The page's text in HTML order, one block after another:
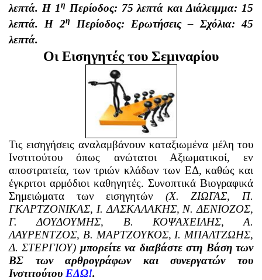
λεπτά. Η 1η Περίοδος: 75 λεπτά και Διάλειμμα: 15
λεπτά. Η 2η
Περίοδος: Ερωτήσεις – Σχόλια: 45
λεπτά.
Οι Εισηγητές του Σεμιναρίου
Τις εισηγήσεις αναλαμβάνουν καταξιωμένα μέλη του
Ινστιτούτου όπως ανώτατοι Αξιωματικοί, εν
αποστρατεία, των τριών κλάδων των ΕΔ, καθώς και
έγκριτοι αρμόδιοι καθηγητές. Συνοπτικά Βιογραφικά
Σημειώματα των εισηγητών (Χ. ΖΙΩΓΑΣ, Π.
ΓΚΑΡΤΖΟΝΙΚΑΣ, Ι. ΔΑΣΚΑΛΑΚΗΣ, Ν. ΔΕΝΙΟΖΟΣ,
Γ. ΔΟΥΔΟΥΜΗΣ, Β. ΚΟΨΑΧΕΙΛΗΣ, Α.
ΛΑΥΡΕΝΤΖΟΣ, Β. ΜΑΡΤΖΟΥΚΟΣ, Ι. ΜΠΑΛΤΖΩΗΣ,
Δ. ΣΤΕΡΓΙΟΥ) μπορείτε να διαβάστε στη Βάση των
ΒΣ των αρθρογράφων και συνεργατών του
Ινστιτούτου ΕΔΩ!.